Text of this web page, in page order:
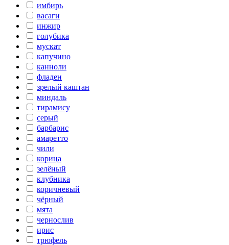
имбирь
васаги
инжир
голубика
мускат
капучино
канноли
фладен
зрелый каштан
миндаль
тирамису
серый
барбарис
амаретто
чили
корица
зелёный
клубника
коричневый
чёрный
мята
чернослив
ирис
трюфель